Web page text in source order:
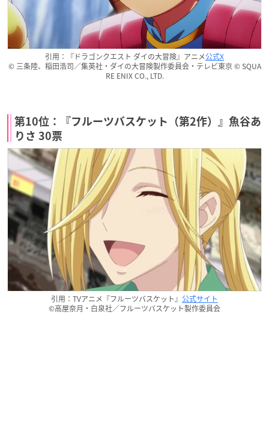
引用：『ドラゴンクエスト ダイの大冒険』アニメ公式X
© 三条陸、稲田浩司／集英社・ダイの大冒険製作委員会・テレビ東京 © SQUA
RE ENIX CO., LTD.
第10位：『フルーツバスケット（第2作）』魚谷あ
りさ 30票
引用：TVアニメ『フルーツバスケット』 公式サイト
©高屋奈月・白泉社／フルーツバスケット製作委員会